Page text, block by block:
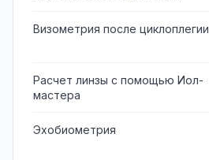
Визометрия после циклоплегии
Расчет линзы с помощью Иол-
мастера
Эхобиометрия